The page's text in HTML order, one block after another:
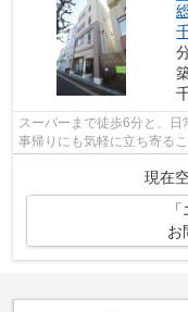
スーパーまで徒歩6分と、
事帰りにも気軽に立ち寄る
現在
お